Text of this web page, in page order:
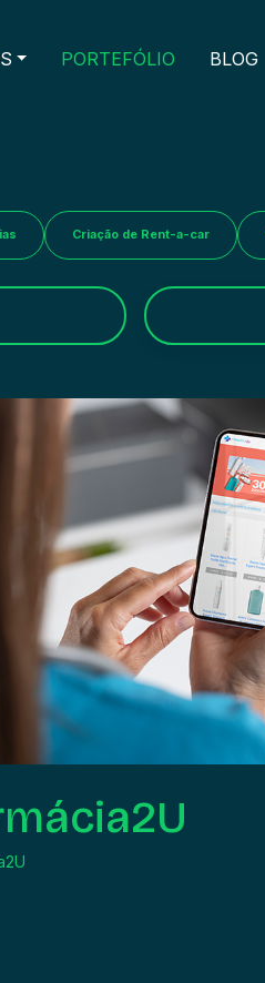
PORTEFÓLIO BLOG
Criação de Rent-a-car